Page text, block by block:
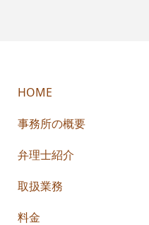
HOME
事務所の概要
弁理士紹介
取扱業務
料金